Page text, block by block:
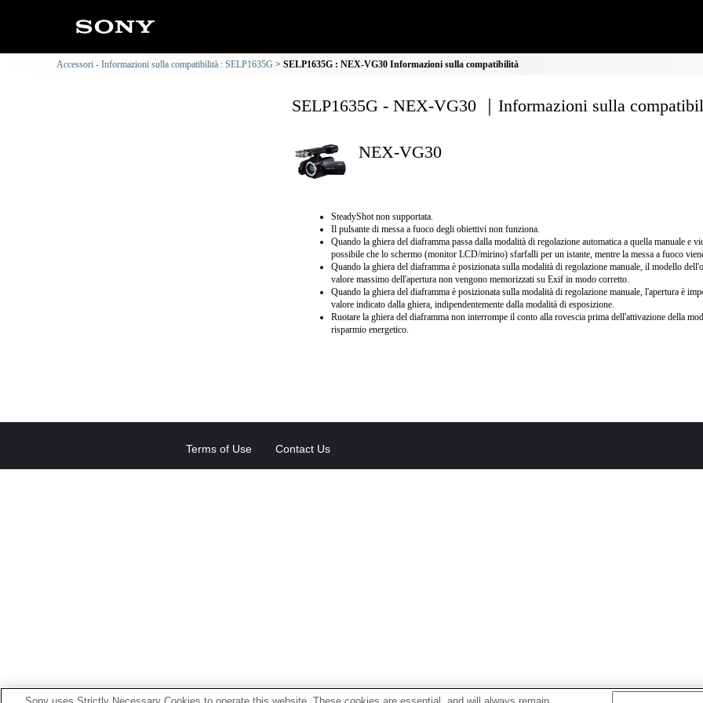
Accessori - Informazioni sulla compatibilità : SELP1635G SELP1635G : NEX-VG30 Informazioni sulla compatibilità
SELP1635G - NEX-VG30 ｜Informazioni sulla
NEX-VG30
SteadyShot non supportata.
Il pulsante di messa a fuoco degli obiettivi non funziona.
Quando la ghiera del diaframma passa dalla modalità di regolazione automatica a quella manuale e
possibile che lo schermo (monitor LCD/mirino) sfarfalli per un istante, mentre la messa a fuoco
Quando la ghiera del diaframma è posizionata sulla modalità di regolazione manuale, il modello
valore massimo dell'apertura non vengono memorizzati su Exif in modo corretto.
Quando la ghiera del diaframma è posizionata sulla modalità di regolazione manuale, l'apertura è
valore indicato dalla ghiera, indipendentemente dalla modalità di esposizione.
Ruotare la ghiera del diaframma non interrompe il conto alla rovescia prima dell'attivazione della
risparmio energetico.
Terms of Use Contact Us